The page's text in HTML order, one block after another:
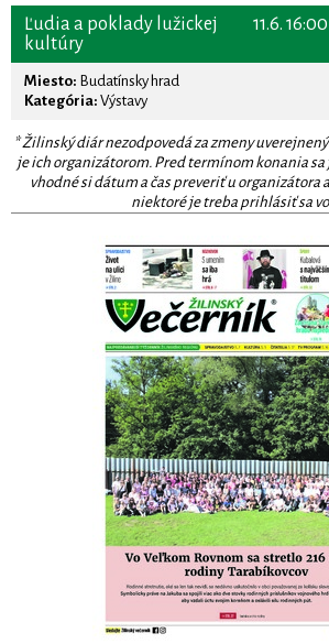
11.6.
Ľudia a poklady lužickej
kultúry
Miesto: Budatínsky hrad
Kategória: Výstavy
* Žilinský diár nezodpovedá za zmeny
je ich organizátorom. Pred termínom konania
vhodné si dátum a čas preveriť u organizátora
niektoré je treba prihlásiť sa